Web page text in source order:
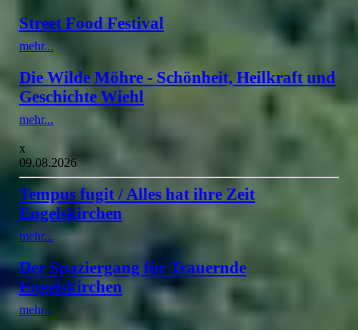
Street Food Festival
mehr...
Die Wilde Möhre - Schönheit, Heilkraft und
Geschichte Wiehl
mehr...
x
09.08.2026
Tempus fugit / Alles hat ihre Zeit
Engelskirchen
mehr...
Der Spaziergang für Trauernde
Engelskirchen
mehr...